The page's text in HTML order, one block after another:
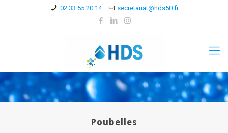
02 33 55 20 14 secretariat@hds50.fr
Poubelles